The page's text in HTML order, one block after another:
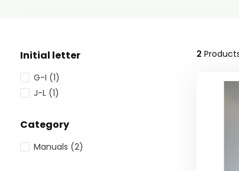
Initial letter
G-I (1)
J-L (1)
Category
Manuals (2)
2